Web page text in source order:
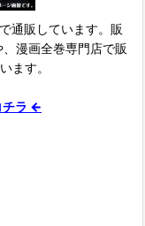
通販しています。販
漫画全巻専門店で販
ます。
チラ ←